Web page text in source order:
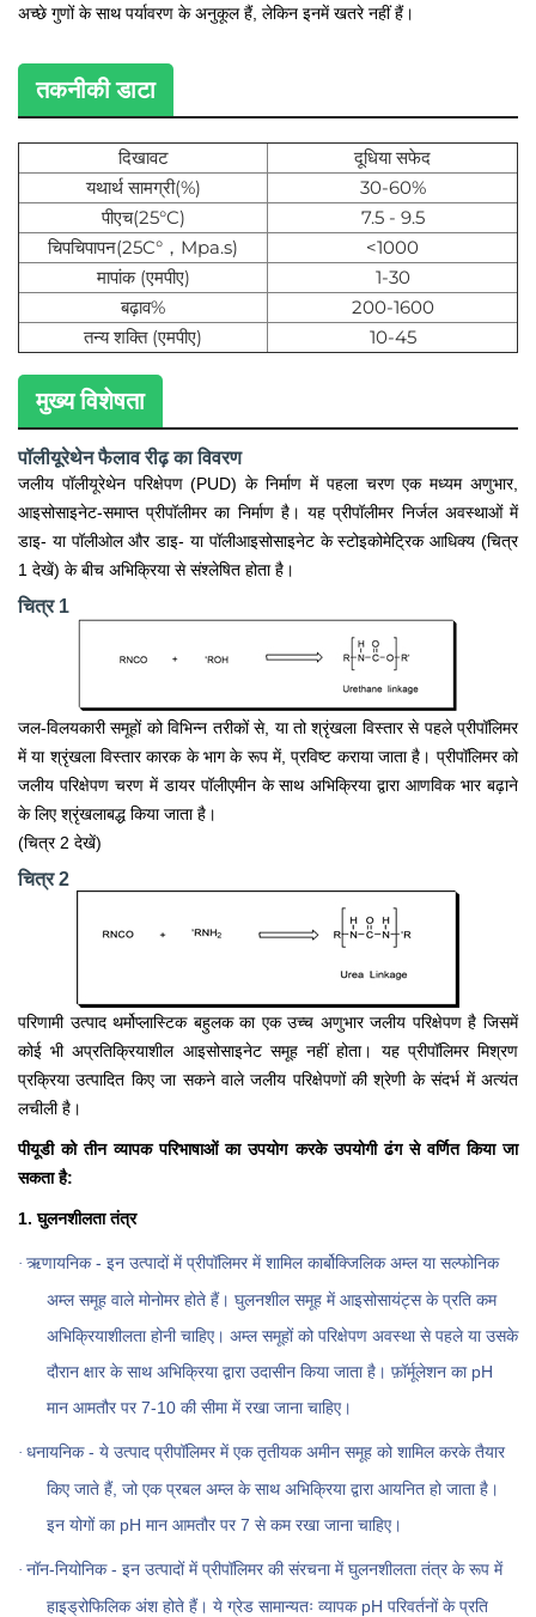
अच्छे गुणों के साथ पर्यावरण के अनुकूल हैं, लेकिन इनमें खतरे नहीं हैं।
तकनीकी डाटा
दिखावट
दूधिया सफेद
यथार्थ सामग्री(%)
30-60%
पीएच(25°C)
7.5 - 9.5
चिपचिपापन(25C°，Mpa.s)
<1000
मापांक (एमपीए)
1-30
बढ़ाव%
200-1600
तन्य शक्ति (एमपीए)
10-45
मुख्य विशेषता
पॉलीयूरेथेन फैलाव रीढ़ का विवरण
जलीय पॉलीयूरेथेन परिक्षेपण (PUD) के निर्माण में पहला चरण एक मध्यम अणुभार,
आइसोसाइनेट-समाप्त प्रीपॉलीमर का निर्माण है। यह प्रीपॉलीमर निर्जल अवस्थाओं में
डाइ- या पॉलीओल और डाइ- या पॉलीआइसोसाइनेट के स्टोइकोमेट्रिक आधिक्य (चित्र
1 देखें) के बीच अभिक्रिया से संश्लेषित होता है।
चित्र 1
जल-विलयकारी समूहों को विभिन्न तरीकों से, या तो श्रृंखला विस्तार से पहले प्रीपॉलिमर
में या श्रृंखला विस्तार कारक के भाग के रूप में, प्रविष्ट कराया जाता है। प्रीपॉलिमर को
जलीय परिक्षेपण चरण में डायर पॉलीएमीन के साथ अभिक्रिया द्वारा आणविक भार बढ़ाने
के लिए श्रृंखलाबद्ध किया जाता है।
(चित्र 2 देखें)
चित्र 2
परिणामी उत्पाद थर्मोप्लास्टिक बहुलक का एक उच्च अणुभार जलीय परिक्षेपण है जिसमें
कोई भी अप्रतिक्रियाशील आइसोसाइनेट समूह नहीं होता। यह प्रीपॉलिमर मिश्रण
प्रक्रिया उत्पादित किए जा सकने वाले जलीय परिक्षेपणों की श्रेणी के संदर्भ में अत्यंत
लचीली है।
पीयूडी को तीन व्यापक परिभाषाओं का उपयोग करके उपयोगी ढंग से वर्णित किया जा
सकता है:
1. घुलनशीलता तंत्र
· ऋणायनिक - इन उत्पादों में प्रीपॉलिमर में शामिल कार्बोक्जिलिक अम्ल या सल्फोनिक
अम्ल समूह वाले मोनोमर होते हैं। घुलनशील समूह में आइसोसायंट्स के प्रति कम
अभिक्रियाशीलता होनी चाहिए। अम्ल समूहों को परिक्षेपण अवस्था से पहले या उसके
दौरान क्षार के साथ अभिक्रिया द्वारा उदासीन किया जाता है। फ़ॉर्मूलेशन का pH
मान आमतौर पर 7-10 की सीमा में रखा जाना चाहिए।
· धनायनिक - ये उत्पाद प्रीपॉलिमर में एक तृतीयक अमीन समूह को शामिल करके तैयार
किए जाते हैं, जो एक प्रबल अम्ल के साथ अभिक्रिया द्वारा आयनित हो जाता है।
इन योगों का pH मान आमतौर पर 7 से कम रखा जाना चाहिए।
· नॉन-नियोनिक - इन उत्पादों में प्रीपॉलिमर की संरचना में घुलनशीलता तंत्र के रूप में
हाइड्रोफिलिक अंश होते हैं। ये ग्रेड सामान्यतः व्यापक pH परिवर्तनों के प्रति